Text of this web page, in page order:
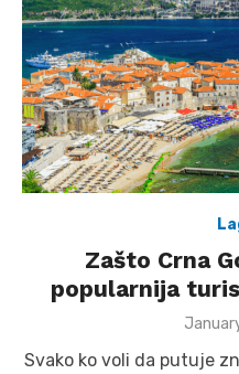
Zašto Crna
popularnija
Posted
Svako ko voli da putuje